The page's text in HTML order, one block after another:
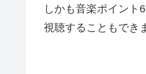
しかも音楽ポイント
視聴することもでき